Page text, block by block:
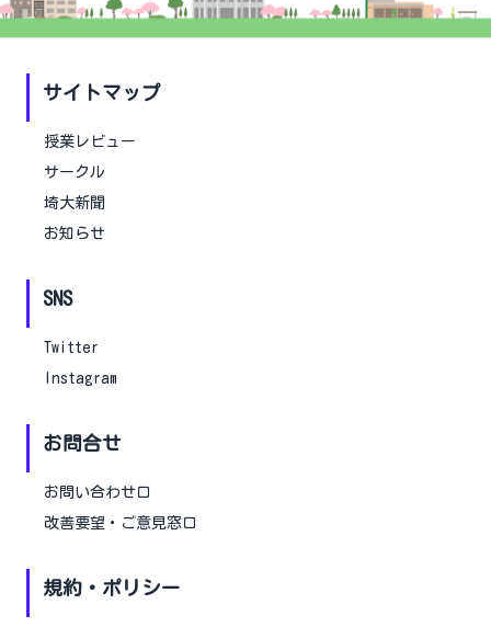
サイトマップ
授業レビュー
サークル
埼大新聞
お知らせ
SNS
Twitter
Instagram
お問合せ
お問い合わせ口
改善要望・ご意見窓口
規約・ポリシー